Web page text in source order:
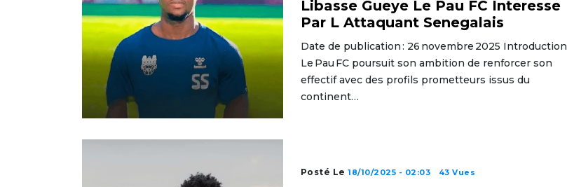
Libasse Gueye Le Pau FC Interesse
Par L Attaquant Senegalais
Date de publication : 26 novembre 2025 Introduction
Le Pau FC poursuit son ambition de renforcer son
effectif avec des profils prometteurs issus du
continent…
Posté Le18/10/2025 - 02:03 43 Vues